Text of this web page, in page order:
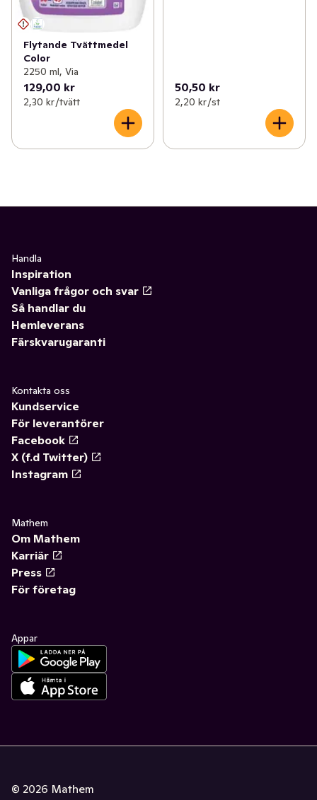
Flytande Tvättmedel
Color
2250 ml, Via
129,00 kr
2,30 kr /tvätt
50,50 kr
2,20 kr /st
Handla
Inspiration
Vanliga frågor och svar
Så handlar du
Hemleverans
Färskvarugaranti
Kontakta oss
Kundservice
För leverantörer
Facebook
X (f.d Twitter)
Instagram
Mathem
Om Mathem
Karriär
Press
För företag
Appar
© 2026 Mathem